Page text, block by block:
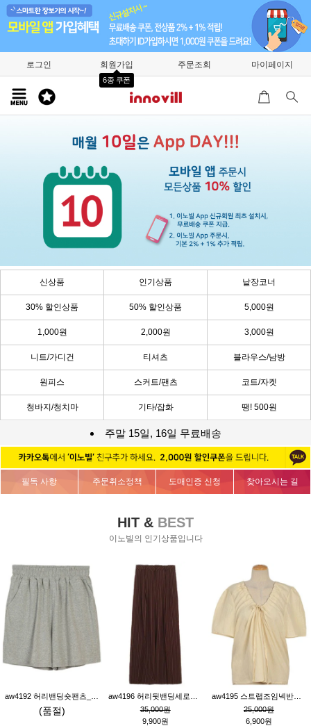
로그인 회원가입
6종 쿠폰
주문조회 마이페이지
신상품 인기상품 낱장코너
30% 할인상품 50% 할인상품 5,000원
1,000원 2,000원 3,000원
니트/가디건 티셔츠 블라우스/남방
원피스 스커트/팬츠 코트/자켓
청바지/청치마 기타/잡화 땡! 500원
주말 15일, 16일 무료배송
필독 사항 주문취소정책 도매인증 신청 찾아오시는 길
HIT & BEST
이노빌의 인기상품입니다
(품절)
35,000원
9,900원
25,000원
6,900원